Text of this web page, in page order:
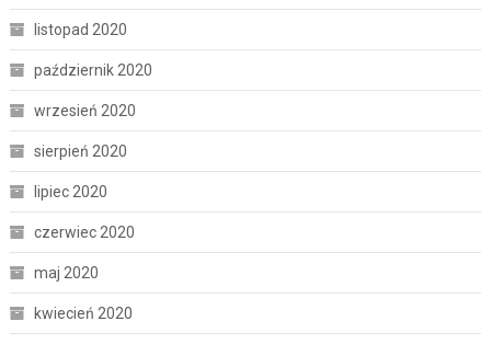
listopad 2020
październik 2020
wrzesień 2020
sierpień 2020
lipiec 2020
czerwiec 2020
maj 2020
kwiecień 2020